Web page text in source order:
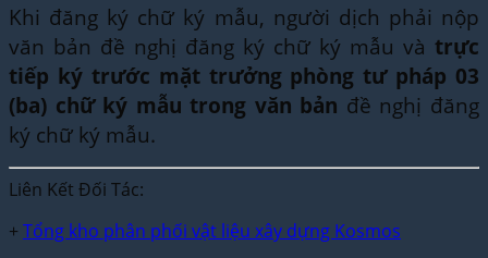
Khi đăng ký chữ ký mẫu, người dịch phải nộp
văn bản đề nghị đăng ký chữ ký mẫu và trực
tiếp ký trước mặt trưởng phòng tư pháp 03
(ba) chữ ký mẫu trong văn bản đề nghị đăng
ký chữ ký mẫu.
Liên Kết Đối Tác:
+ Tổng kho phân phối vật liệu xây dựng Kosmos